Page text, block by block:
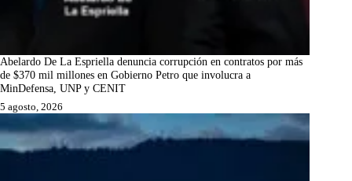
Abelardo De La Espriella denuncia corrupción en contratos por más
de $370 mil millones en Gobierno Petro que involucra a
MinDefensa, UNP y CENIT
5 agosto, 2026